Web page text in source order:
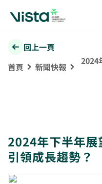
回上一頁
首頁
新聞快報
2024
2024年下半年
引領成長趨勢？